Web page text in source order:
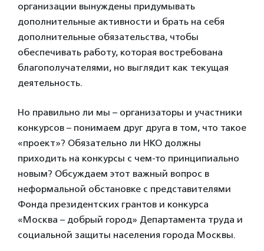
организации вынуждены придумывать
дополнительные активности и брать на себя
дополнительные обязательства, чтобы
обеспечивать работу, которая востребована
благополучателями, но выглядит как текущая
деятельность.
Но правильно ли мы – организаторы и участники
конкурсов – понимаем друг друга в том, что такое
«проект»? Обязательно ли НКО должны
приходить на конкурсы с чем-то принципиально
новым? Обсуждаем этот важный вопрос в
неформальной обстановке с представителями
Фонда президентских грантов и конкурса
«Москва – добрый город» Департамента труда и
социальной защиты населения города Москвы.